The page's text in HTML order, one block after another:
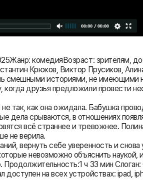
комедияВозраст: зрителям,
Крюков, Виктор Прусиков,
смешными историями, не имеющими
друзья предложили провести
так, как она ожидала. Бабушка
дела срываются, в отношениях
всё страннее и тревожнее.
не верила.
вернуть себе уверенность и
невозможно объяснить
ч 33 мин
на всех устройствах: ipad,